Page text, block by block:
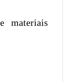
materiais